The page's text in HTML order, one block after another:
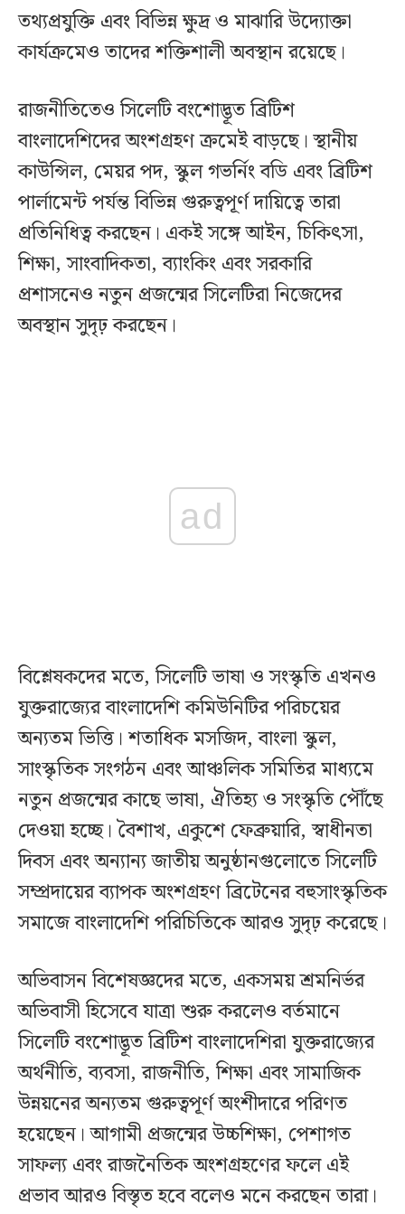
তথ্যপ্রযুক্তি এবং বিভিন্ন ক্ষুদ্র ও মাঝারি উদ্যোক্তা
কার্যক্রমেও তাদের শক্তিশালী অবস্থান রয়েছে।
রাজনীতিতেও সিলেটি বংশোদ্ভূত ব্রিটিশ
বাংলাদেশিদের অংশগ্রহণ ক্রমেই বাড়ছে। স্থানীয়
কাউন্সিল, মেয়র পদ, স্কুল গভর্নিং বডি এবং ব্রিটিশ
পার্লামেন্ট পর্যন্ত বিভিন্ন গুরুত্বপূর্ণ দায়িত্বে তারা
প্রতিনিধিত্ব করছেন। একই সঙ্গে আইন, চিকিৎসা,
শিক্ষা, সাংবাদিকতা, ব্যাংকিং এবং সরকারি
প্রশাসনেও নতুন প্রজন্মের সিলেটিরা নিজেদের
অবস্থান সুদৃঢ় করছেন।
ad
বিশ্লেষকদের মতে, সিলেটি ভাষা ও সংস্কৃতি এখনও
যুক্তরাজ্যের বাংলাদেশি কমিউনিটির পরিচয়ের
অন্যতম ভিত্তি। শতাধিক মসজিদ, বাংলা স্কুল,
সাংস্কৃতিক সংগঠন এবং আঞ্চলিক সমিতির মাধ্যমে
নতুন প্রজন্মের কাছে ভাষা, ঐতিহ্য ও সংস্কৃতি পৌঁছে
দেওয়া হচ্ছে। বৈশাখ, একুশে ফেব্রুয়ারি, স্বাধীনতা
দিবস এবং অন্যান্য জাতীয় অনুষ্ঠানগুলোতে সিলেটি
সম্প্রদায়ের ব্যাপক অংশগ্রহণ ব্রিটেনের বহুসাংস্কৃতিক
সমাজে বাংলাদেশি পরিচিতিকে আরও সুদৃঢ় করেছে।
অভিবাসন বিশেষজ্ঞদের মতে, একসময় শ্রমনির্ভর
অভিবাসী হিসেবে যাত্রা শুরু করলেও বর্তমানে
সিলেটি বংশোদ্ভূত ব্রিটিশ বাংলাদেশিরা যুক্তরাজ্যের
অর্থনীতি, ব্যবসা, রাজনীতি, শিক্ষা এবং সামাজিক
উন্নয়নের অন্যতম গুরুত্বপূর্ণ অংশীদারে পরিণত
হয়েছেন। আগামী প্রজন্মের উচ্চশিক্ষা, পেশাগত
সাফল্য এবং রাজনৈতিক অংশগ্রহণের ফলে এই
প্রভাব আরও বিস্তৃত হবে বলেও মনে করছেন তারা।